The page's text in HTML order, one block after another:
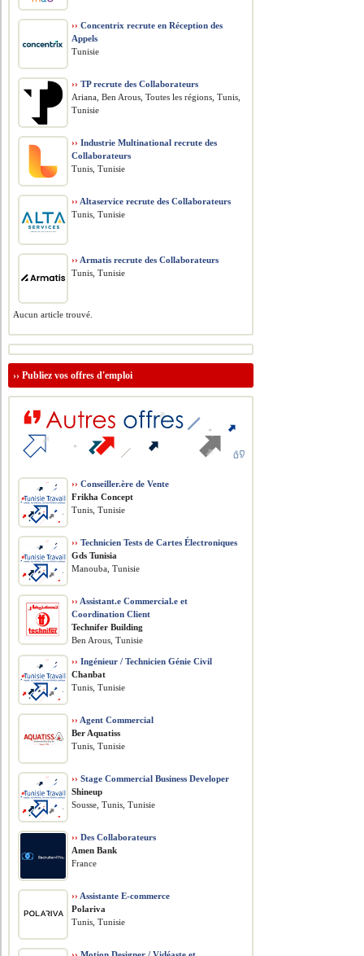
›› Concentrix recrute en Réception des
Appels
Tunisie
›› TP recrute des Collaborateurs
Ariana, Ben Arous, Toutes les régions, Tunis,
Tunisie
›› Industrie Multinational recrute des
Collaborateurs
Tunis, Tunisie
›› Altaservice recrute des Collaborateurs
Tunis, Tunisie
›› Armatis recrute des Collaborateurs
Tunis, Tunisie
Aucun article trouvé.
››Publiez vos offres d'emploi
›› Conseiller.ère de Vente
Frikha Concept
Tunis, Tunisie
›› Technicien Tests de Cartes Électroniques
Gds Tunisia
Manouba, Tunisie
›› Assistant.e Commercial.e et
Coordination Client
Technifer Building
Ben Arous, Tunisie
›› Ingénieur / Technicien Génie Civil
Chanbat
Tunis, Tunisie
›› Agent Commercial
Ber Aquatiss
Tunis, Tunisie
›› Stage Commercial Business Developer
Shineup
Sousse, Tunis, Tunisie
›› Des Collaborateurs
Amen Bank
France
›› Assistante E-commerce
Polariva
Tunis, Tunisie